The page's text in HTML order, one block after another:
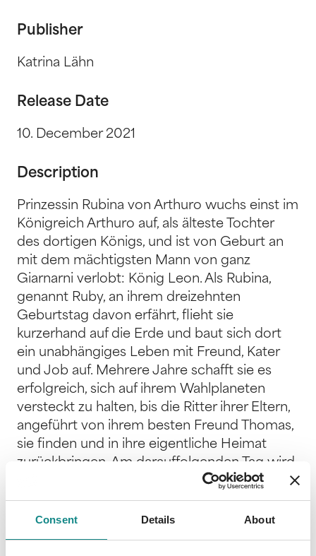
Consent Details About
Publisher
Katrina Lähn
Release Date
10. December 2021
Description
Prinzessin Rubina von Arthuro wuchs einst im
Königreich Arthuro auf, als älteste Tochter
des dortigen Königs, und ist von Geburt an
mit dem mächtigsten Mann von ganz
Giarnarni verlobt: König Leon. Als Rubina,
genannt Ruby, an ihrem dreizehnten
Geburtstag davon erfährt, flieht sie
kurzerhand auf die Erde und baut sich dort
ein unabhängiges Leben mit Freund, Kater
und Job auf. Mehrere Jahre schafft sie es
erfolgreich, sich auf ihrem Wahlplaneten
versteckt zu halten, bis die Ritter ihrer Eltern,
angeführt von ihrem besten Freund Thomas,
sie finden und in ihre eigentliche Heimat
zurückbringen. Am darauffolgenden Tag wird
sie zum König gebracht. Der hat sich
allerdings mittlerweile anderweitig verlobt,
mit Melina, einem schönen und gutmütigen
Mädchen, das einst in einfachen